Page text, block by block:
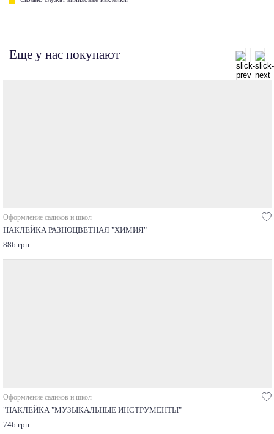
Еще у нас покупают
Оформление садиков и школ
НАКЛЕЙКА РАЗНОЦВЕТНАЯ "ХИМИЯ"
886 грн
Оформление садиков и школ
"НАКЛЕЙКА "МУЗЫКАЛЬНЫЕ ИНСТРУМЕНТЫ"
746 грн